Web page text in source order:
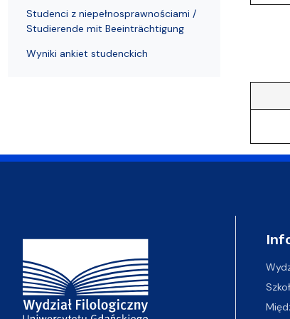
Studenci z niepełnosprawnościami /
Studierende mit Beeinträchtigung
Wyniki ankiet studenckich
Adres Wydziału